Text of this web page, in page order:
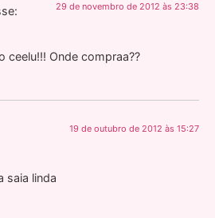
29 de novembro de 2012 às 23:38
ceelu!!! Onde compraa??
19 de outubro de 2012 às 15:27
saia linda